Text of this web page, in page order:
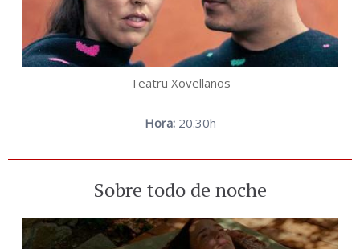
Teatru Xovellanos
Hora:20.30h
Sobre todo de noche